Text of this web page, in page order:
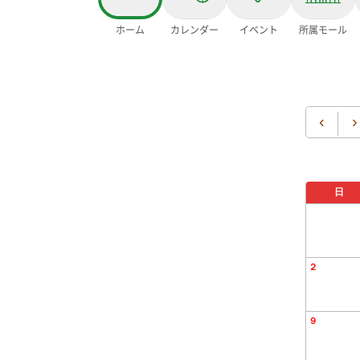
ホーム カレンダー イベント 所属モール